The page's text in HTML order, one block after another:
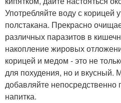
Употребляйте воду с корицей
полстакана. Прекрасно
различных паразитов в
накопление жировых
корицей и медом - это не
для похудения, но и вкусный.
добавляйте непосредственно
напитка.